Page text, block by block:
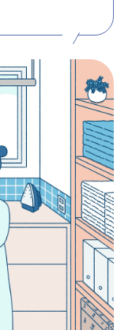
アカウント登録